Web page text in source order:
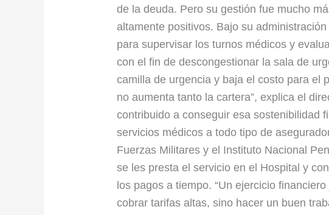
de la deuda. Pero su gestión fue mucho
altamente positivos. Bajo su
para supervisar los turnos médicos y
con el fin de descongestionar la sala de
camilla de urgencia y baja el costo para el
no aumenta tanto la cartera”, explica el
contribuido a conseguir esa sostenibilidad
servicios médicos a todo tipo de
Fuerzas Militares y el Instituto Nacional
se les presta el servicio en el Hospital y
los pagos a tiempo. “Un ejercicio
cobrar tarifas altas, sino hacer un buen